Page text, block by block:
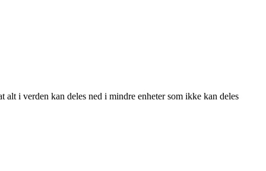
i verden kan deles ned i mindre enheter som ikke kan deles